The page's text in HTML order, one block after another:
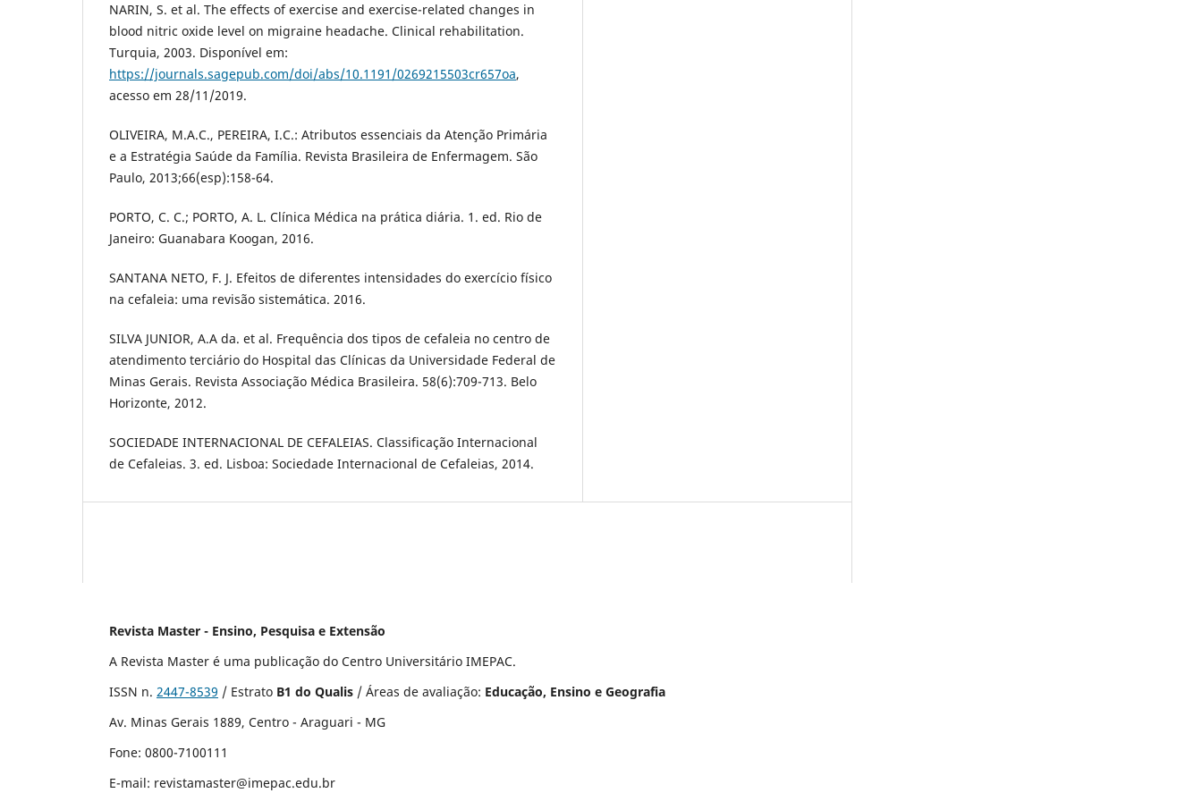
NARIN, S. et al. The effects of exercise and exercise-related changes in
blood nitric oxide level on migraine headache. Clinical rehabilitation.
Turquia, 2003. Disponível em:
https://journals.sagepub.com/doi/abs/10.1191/0269215503cr657oa,
acesso em 28/11/2019.
OLIVEIRA, M.A.C., PEREIRA, I.C.: Atributos essenciais da Atenção Primária
e a Estratégia Saúde da Família. Revista Brasileira de Enfermagem. São
Paulo, 2013;66(esp):158-64.
PORTO, C. C.; PORTO, A. L. Clínica Médica na prática diária. 1. ed. Rio de
Janeiro: Guanabara Koogan, 2016.
SANTANA NETO, F. J. Efeitos de diferentes intensidades do exercício físico
na cefaleia: uma revisão sistemática. 2016.
SILVA JUNIOR, A.A da. et al. Frequência dos tipos de cefaleia no centro de
atendimento terciário do Hospital das Clínicas da Universidade Federal de
Minas Gerais. Revista Associação Médica Brasileira. 58(6):709-713. Belo
Horizonte, 2012.
SOCIEDADE INTERNACIONAL DE CEFALEIAS. Classificação Internacional
de Cefaleias. 3. ed. Lisboa: Sociedade Internacional de Cefaleias, 2014.
Revista Master - Ensino, Pesquisa e Extensão
A Revista Master é uma publicação do Centro Universitário IMEPAC.
ISSN n. 2447-8539 / Estrato B1 do Qualis / Áreas de avaliação: Educação, Ensino e Geografia
Av. Minas Gerais 1889, Centro - Araguari - MG
Fone: 0800-7100111
E-mail: revistamaster@imepac.edu.br